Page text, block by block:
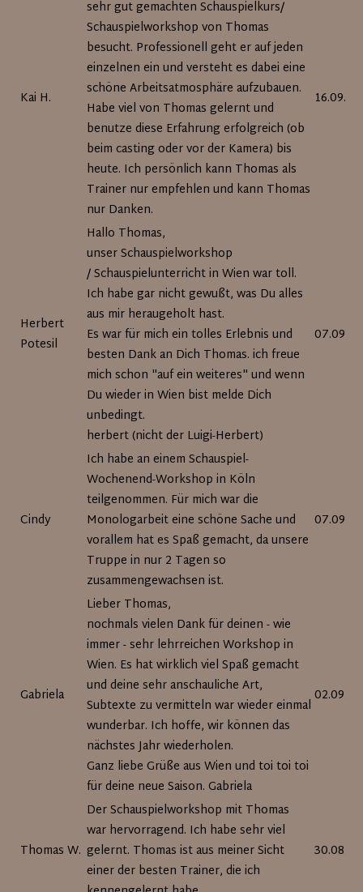
Kai H.
sehr gut gemachten Schauspielkurs/
Schauspielworkshop von Thomas
besucht. Professionell geht er auf jeden
einzelnen ein und versteht es dabei eine
schöne Arbeitsatmosphäre aufzubauen.
Habe viel von Thomas gelernt und
benutze diese Erfahrung erfolgreich (ob
beim casting oder vor der Kamera) bis
heute. Ich persönlich kann Thomas als
Trainer nur empfehlen und kann Thomas
nur Danken.
Herbert
Potesil
Hallo Thomas,
unser Schauspielworkshop
/ Schauspielunterricht in Wien war toll.
Ich habe gar nicht gewußt, was Du alles
aus mir heraugeholt hast.
Es war für mich ein tolles Erlebnis und
besten Dank an Dich Thomas. ich freue
mich schon "auf ein weiteres" und wenn
Du wieder in Wien bist melde Dich
unbedingt.
herbert (nicht der Luigi-Herbert)
Cindy
Ich habe an einem Schauspiel-
Wochenend-Workshop in Köln
teilgenommen. Für mich war die
Monologarbeit eine schöne Sache und
vorallem hat es Spaß gemacht, da unsere
Truppe in nur 2 Tagen so
zusammengewachsen ist.
Gabriela
Lieber Thomas,
nochmals vielen Dank für deinen - wie
immer - sehr lehrreichen Workshop in
Wien. Es hat wirklich viel Spaß gemacht
und deine sehr anschauliche Art,
Subtexte zu vermitteln war wieder einmal
wunderbar. Ich hoffe, wir können das
nächstes Jahr wiederholen.
Ganz liebe Grüße aus Wien und toi toi toi
für deine neue Saison. Gabriela
Thomas W.
Der Schauspielworkshop mit Thomas
war hervorragend. Ich habe sehr viel
gelernt. Thomas ist aus meiner Sicht
einer der besten Trainer, die ich